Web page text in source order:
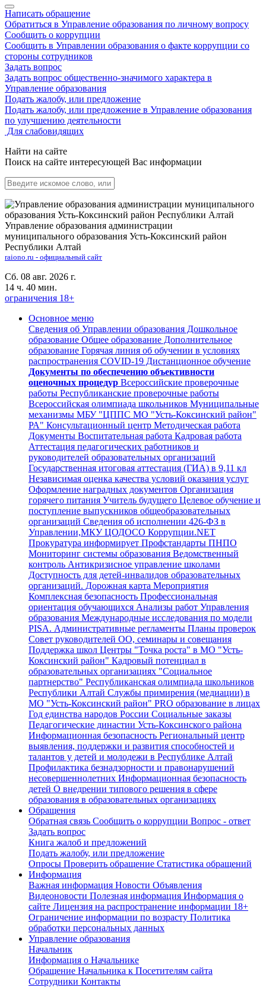
Написать обращение
Обратиться в Управление образования по личному вопросу
Сообщить о коррупции
Сообщить в Управлении образования о факте коррупции со
стороны сотрудников
Задать вопрос
Задать вопрос общественно-значимого характера в
Управление образования
Подать жалобу, или предложение
Подать жалобу, или предложение в Управление образования
по улучшению деятельности
Для слабовидящих
Найти на сайте
Поиск на сайте интересующей Вас информации
Управление образования администрации
муниципального образования Усть-Коксинский район
Республики Алтай
raiono.ru - официальный сайт
Сб. 08 авг. 2026 г.
14 ч. 40 мин.
ограничения 18+
Основное меню
Сведения об Управлении образования Дошкольное
образование Общее образование Дополнительное
образование Горячая линия об обучении в условиях
распространения COVID-19 Дистанционное обучение
Документы по обеспечению объективности
оценочных процедур Всероссийские проверочные
работы Республиканские проверочные работы
Всероссийская олимпиада школьников Муниципальные
механизмы МБУ "ЦППС МО "Усть-Коксинский район"
РА" Консультационный центр Методическая работа
Документы Воспитательная работа Кадровая работа
Аттестация педагогических работников и
руководителей образовательных организаций
Государственная итоговая аттестация (ГИА) в 9,11 кл
Независимая оценка качества условий оказания услуг
Оформление наградных документов Организация
горячего питания Учитель будущего Целевое обучение и
поступление выпускников общеобразовательных
организаций Сведения об исполнении 426-ФЗ в
Управлении,МКУ ЦОДОСО Коррупции.NET
Прокуратура информирует Профстандарты ПНПО
Мониторинг системы образования Ведомственный
контроль Антикризисное управление школами
Доступность для детей-инвалидов образовательных
организаций. Дорожная карта Мероприятия
Комплексная безопасность Профессиональная
ориентация обучающихся Анализы работ Управления
образования Международные исследования по модели
PISA. Административные регламенты Планы проверок
Совет руководителей ОО, семинары и совещания
Поддержка школ Центры "Точка роста" в МО "Усть-
Коксинский район" Кадровый потенциал в
образовательных организациях "Социальное
партнерство" Республиканская олимпиада школьников
Республики Алтай Службы примирения (медиации) в
МО "Усть-Коксинский район" PRO образование в лицах
Год единства народов России Социальные заказы
Педагогические династии Усть-Коксинского района
Информационная безопасность Региональный центр
выявления, поддержки и развития способностей и
талантов у детей и молодежи в Республике Алтай
Профилактика безнадзорности и правонарушений
несовершеннолетних Информационная безопасность
детей О внедрении типового решения в сфере
образования в образовательных организациях
Обращения
Обратная связь Сообщить о коррупции Вопрос - ответ
Задать вопрос
Книга жалоб и предложений
Подать жалобу, или предложение
Опросы Проверить обращение Статистика обращений
Информация
Важная информация Новости Объявления
Видеоновости Полезная информация Информация о
сайте Лицензия на распространение информации 18+
Ограничение информации по возрасту Политика
обработки персональных данных
Управление образования
Начальник
Информация о Начальнике
Обращение Начальника к Посетителям сайта
Сотрудники Контакты